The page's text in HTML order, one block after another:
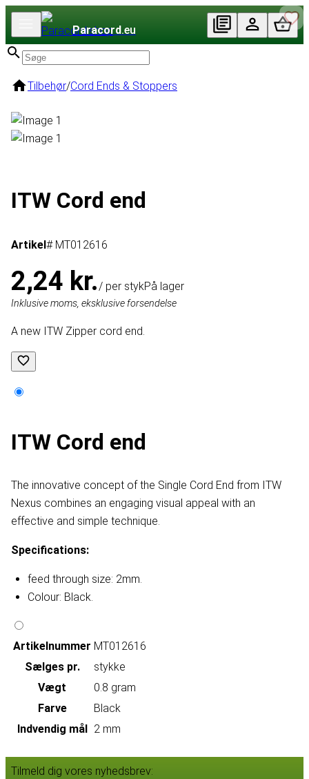
Paracord.eu
Tilbehør/Cord Ends & Stoppers
ITW Cord end
Artikel# MT012616
2,24 kr./ per stykPå lager
Inklusive moms, eksklusive forsendelse
A new ITW Zipper cord end.
ITW Cord end
The innovative concept of the Single Cord End from ITW
Nexus combines an engaging visual appeal with an
effective and simple technique.
Specifications:
feed through size: 2mm.
Colour: Black.
Artikelnummer MT012616
Sælges pr.
stykke
Vægt
0.8 gram
Farve
Black
Indvendig mål 2 mm
Tilmeld dig vores nyhedsbrev: